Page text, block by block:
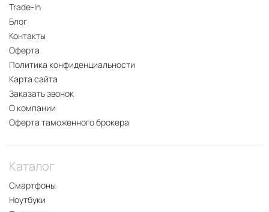
Trade-In
Блог
Контакты
Оферта
Политика конфиденциальности
Карта сайта
Заказать звонок
О компании
Оферта таможенного брокера
Каталог
Смартфоны
Ноутбуки